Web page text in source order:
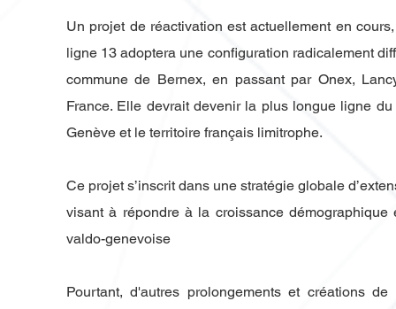
Un projet de réactivation est actuellement en
ligne 13 adoptera une configuration radicalement
commune de Bernex, en passant par Onex,
France. Elle devrait devenir la plus longue ligne
Genève et le territoire français limitrophe.
Ce projet s’inscrit dans une stratégie globale
visant à répondre à la croissance
valdo-genevoise
Pourtant, d'autres prolongements et créations